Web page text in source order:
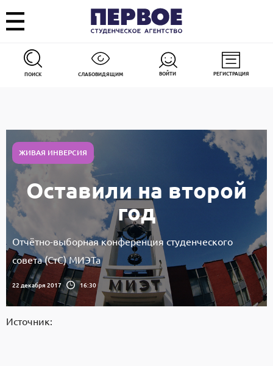
ПОИСК СЛАБОВИДЯЩИМ ВОЙТИ РЕГИСТРАЦИЯ
ЖИВАЯ ИНВЕРСИЯ
Оставили на второй
год
Отчётно-выборная конференция студенческого
совета (СтС) МИЭТа
22 декабря 2017 16:30
Источник: